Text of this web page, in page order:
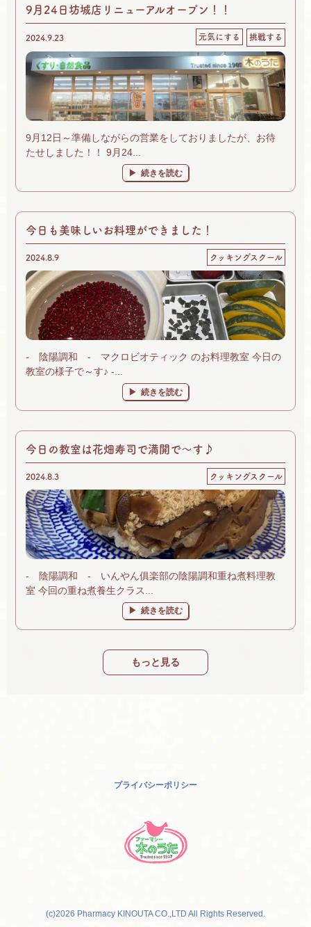
9月24日坊城店リニューアルオープン！！
2024.9.23 元気にする 挑戦する
9月12日～準備しながらの営業をしておりましたが、お待
たせしました！！ 9月24...
続きを読む
今日も美味しいお料理ができました！
2024.8.9 クッキングスクール
- 陰陽調和 - マクロビオティック のお料理教室 今日の
教室の様子で～す♪ -...
続きを読む
今日の教室は花畑寿司で満開で～す♪
2024.8.3 クッキングスクール
- 陰陽調和 - いんやん俱楽部の陰陽調和重ね煮料理教
室 今回の重ね煮養生クラス...
続きを読む
もっと見る
プライバシーポリシー
(c)2026 Pharmacy KINOUTA CO.,LTD All Rights Reserved.